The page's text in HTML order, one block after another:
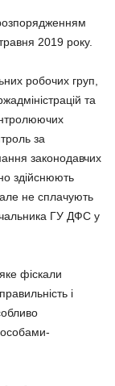
2019 року.
робочих груп,
та
за
законодавчих
здійснюють
не сплачують
ГУ ДФС у
фіскали
і